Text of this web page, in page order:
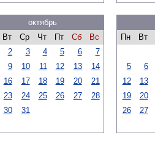
октябрь
Вт Ср Чт Пт Сб
Вс
2 3 4 5 6
7
9 10 11 12 13
14
16 17 18 19 20
21
23 24 25 26 27
28
30 31
Пн
Вт
5
6
12
13
19
20
26
27